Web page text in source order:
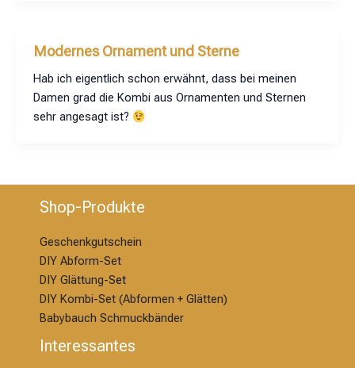
Modernes Ornament und Sterne
Hab ich eigentlich schon erwähnt, dass bei meinen
Damen grad die Kombi aus Ornamenten und Sternen
sehr angesagt ist?
Shop-Produkte
Geschenkgutschein
DIY Abform-Set
DIY Glättung-Set
DIY Kombi-Set (Abformen + Glätten)
Babybauch Schmuckbänder
Interessantes